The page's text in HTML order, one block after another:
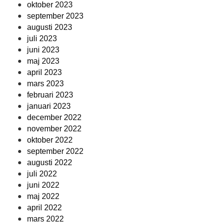
oktober 2023
september 2023
augusti 2023
juli 2023
juni 2023
maj 2023
april 2023
mars 2023
februari 2023
januari 2023
december 2022
november 2022
oktober 2022
september 2022
augusti 2022
juli 2022
juni 2022
maj 2022
april 2022
mars 2022